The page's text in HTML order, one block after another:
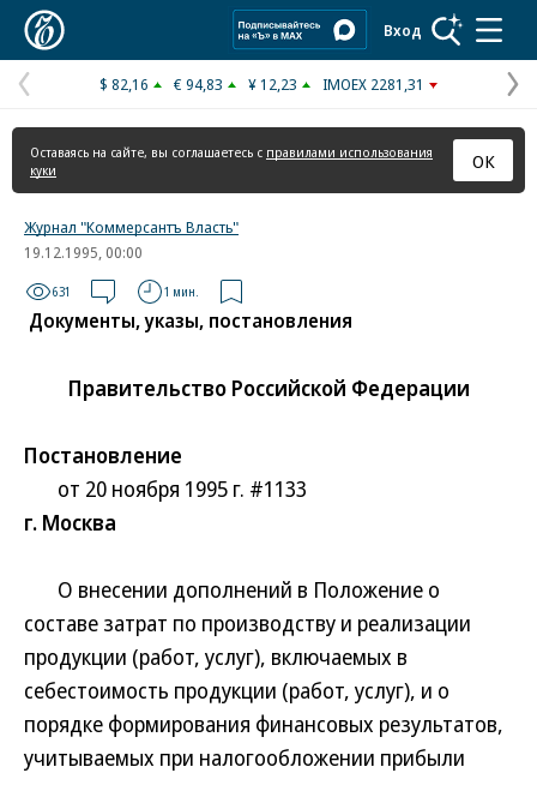
Вход
Предыдущая
страница
$ 82,16 € 94,83 ¥ 12,23 IMOEX 2281,31
Оставаясь на сайте, вы соглашаетесь с правилами использования
куки
ОК
Журнал "Коммерсантъ Власть"
19.12.1995, 00:00
631 1 мин.
Документы, указы, постановления
Правительство Российской Федерации
Постановление
от 20 ноября 1995 г. #1133
г. Москва
О внесении дополнений в Положение о
составе затрат по производству и реализации
продукции (работ, услуг), включаемых в
себестоимость продукции (работ, услуг), и о
порядке формирования финансовых результатов,
учитываемых при налогообложении прибыли